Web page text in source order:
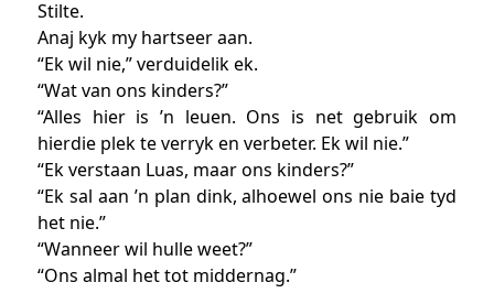
Stilte.
Anaj kyk my hartseer aan.
“Ek wil nie,” verduidelik ek.
“Wat van ons kinders?”
“Alles hier is ’n leuen. Ons is net gebruik om
hierdie plek te verryk en verbeter. Ek wil nie.”
“Ek verstaan Luas, maar ons kinders?”
“Ek sal aan ’n plan dink, alhoewel ons nie baie tyd
het nie.”
“Wanneer wil hulle weet?”
“Ons almal het tot middernag.”